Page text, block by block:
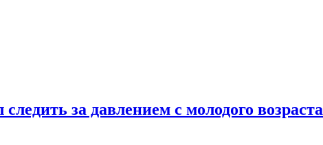
за давлением с молодого возраста